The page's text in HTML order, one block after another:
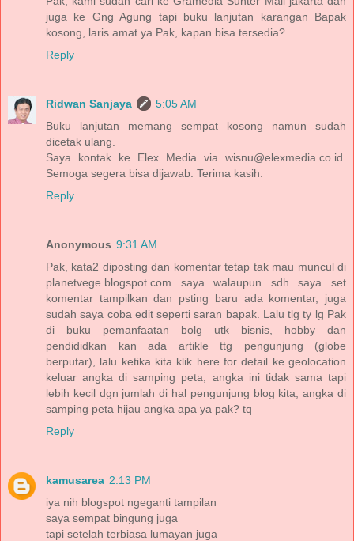
juga ke Gng Agung tapi buku lanjutan karangan Bapak
kosong, laris amat ya Pak, kapan bisa tersedia?
Reply
Ridwan Sanjaya
5:05 AM
Buku lanjutan memang sempat kosong namun sudah
dicetak ulang.
Saya kontak ke Elex Media via wisnu@elexmedia.co.id.
Semoga segera bisa dijawab. Terima kasih.
Reply
Anonymous 9:31 AM
Pak, kata2 diposting dan komentar tetap tak mau muncul di
planetvege.blogspot.com saya walaupun sdh saya set
komentar tampilkan dan psting baru ada komentar, juga
sudah saya coba edit seperti saran bapak. Lalu tlg ty lg Pak
di buku pemanfaatan bolg utk bisnis, hobby dan
pendididkan kan ada artikle ttg pengunjung (globe
berputar), lalu ketika kita klik here for detail ke geolocation
keluar angka di samping peta, angka ini tidak sama tapi
lebih kecil dgn jumlah di hal pengunjung blog kita, angka di
samping peta hijau angka apa ya pak? tq
Reply
kamusarea 2:13 PM
iya nih blogspot ngeganti tampilan
saya sempat bingung juga
tapi setelah terbiasa lumayan juga